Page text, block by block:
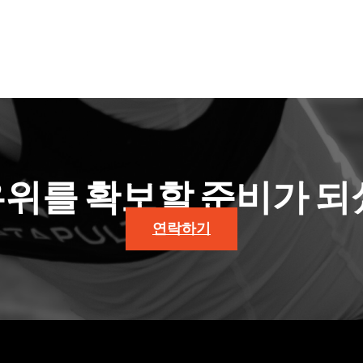
를 확보할 준비가 되
연락하기